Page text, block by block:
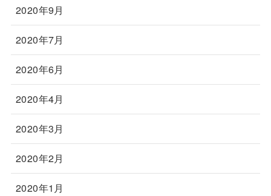
2020年9月
2020年7月
2020年6月
2020年4月
2020年3月
2020年2月
2020年1月